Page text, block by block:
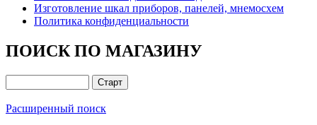
Изготовление шкал приборов, панелей, мнемосхем
Политика конфиденциальности
ПОИСК ПО МАГАЗИНУ
Расширенный поиск